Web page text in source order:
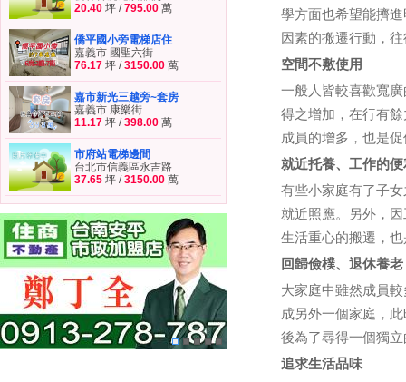
20.40 坪 /795.00 萬
僑平國小旁電梯店住
嘉義市 國聖六街
76.17 坪 /3150.00 萬
嘉市新光三越旁~套房
嘉義市 康樂街
11.17 坪 /398.00 萬
市府站電梯邊間
台北市信義區永吉路
37.65 坪 /3150.00 萬
學方面也希望能擠
因素的搬遷行動，
空間不敷使用
一般人皆較喜歡寬
得之增加，在行有
成員的增多，也是
就近托養、工作的便
有些小家庭有了子
就近照應。另外，
生活重心的搬遷，
回歸儉樸、退休養老
大家庭中雖然成員
成另外一個家庭，
後為了尋得一個獨
追求生活品味